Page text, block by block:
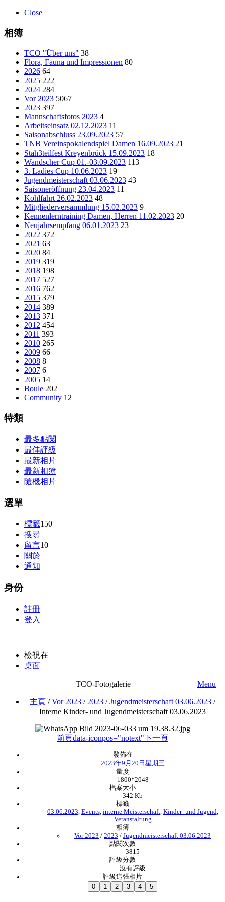
Close
相簿
TCO "Über uns" 38
Flora, Fauna und Impressionen 80
2026 64
2025 222
2024 284
Vor 2023 5067
2023 397
Mannschaftsfotos 2023 4
Arbeitseinsatz 02.12.2023 11
Saisonabschluss 23.09.2023 57
TNB Vereinspokalendspiel Damen 16.09.2023 21
Stah3teilfest Kreyenbrück 15.09.2023 18
Wandscher Cup 01.-03.09.2023 113
3. Ladies Cup 10.06.2023 19
Jugendmeisterschaft 03.06.2023 43
Saisoneröffnung 23.04.2023 11
Kohlfahrt 26.02.2023 48
Mitgliederversammlung 15.02.2023 9
Kennenlerntraining Damen, Herren 11.02.2023 20
Neujahrsempfang 06.01.2023 23
2022 372
2021 63
2020 84
2019 319
2018 198
2017 527
2016 762
2015 379
2014 389
2013 371
2012 454
2011 393
2010 265
2009 66
2008 8
2007 6
2005 14
Boule 202
Community 12
特類
最多點閱
最佳評級
最新相片
最新相簿
隨機相片
選單
標籤150
搜尋
留言10
關於
通知
身份
註冊
登入
檢視在
桌面
TCO-Fotogalerie Menu
主頁 /Vor 2023 / 2023 /Jugendmeisterschaft 03.06.2023 /
Interne Kinder- und Jugendmeisterschaft 03.06.2023
前頁data-iconpos="notext"下一頁
發佈在
2023年9月20日星期三
量度
1800*2048
檔案大小
342 Kb
標籤
03.06.2023 Events, interne Meisterschaft, Kinder- und Jugend
Veranstaltung
相簿
Vor 2023 / 2023 / Jugendmeisterschaft 03.06.2023
點閱次數
3815
評級分數
沒有評級
評級這張相片